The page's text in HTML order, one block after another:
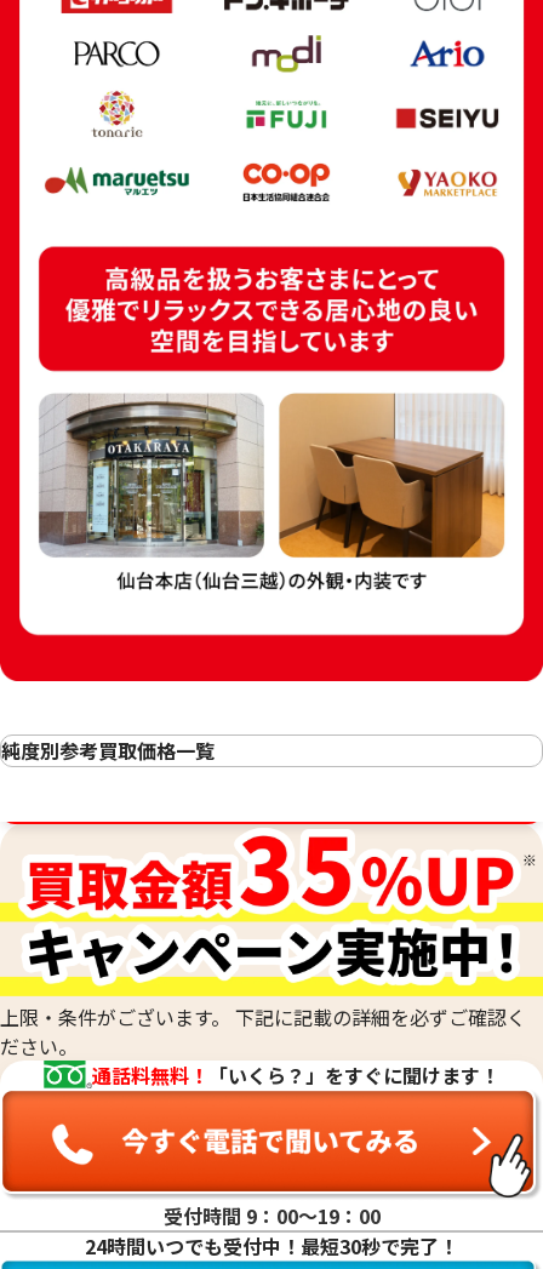
24金 (K24) カレンダー 新星工業 未
参考買取価格
89,200
24金 (K24) カレン
2g
参考買取価格
59,500
24金 (K24) カレンダー 新星工業 申
参考買取価格
59,500円
24金 (K24) カレン
参考買取価格
59,500円
24金 (K24) カレンダー 池田建材
24金 (K24) カレン
純度別参考買取価格一覧
22金（K22）の買取
21.6金(K21.6)の買取
20金（K20）の買取
18金(K18)の買取
14金（K14）の買取
12金（K12）の買取
10金（K10）の買取
9金（K9）の買取
上限・条件がございます。 下記に記載の詳細を必ずご確認く
ださい。
通話料無料！
「いくら？」をすぐに聞けます！
受付時間 9：00〜19：00
24時間いつでも受付中！最短30秒で完了！